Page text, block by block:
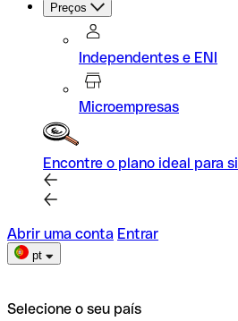
Preços
Independentes e ENI
Microempresas
Encontre o plano ideal para si
Abrir uma conta Entrar
pt
Selecione o seu país